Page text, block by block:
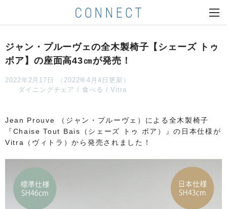
ジャン・プルーヴェの全木製椅子【シェーズ トゥ
ボア】の座面高43㎝が発売！
2022年2月17日 （2022年4月4日更新）
ダイニングチェア
食べる Vitra
Jean Prouve （ジャン・プルーヴェ）による全木製椅子
『Chaise Tout Bais（シェーズ トゥ ボア）』の日本仕様が
Vitra（ヴィトラ）から発売されました！